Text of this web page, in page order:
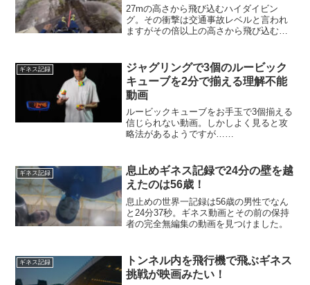
27mの高さから飛び込むハイダイビン
グ。その衝撃は交通事故レベルと言われ
ますがその倍以上の高さから飛び込む動
ギネス記録
ジャグリングで3個のルービック
キューブを2分で揃える理解不能
動画
ルービックキューブをお手玉で3個揃える
信じられない動画。しかしよく見ると攻
略法があるようですが……
ギネス記録
息止めギネス記録で24分の壁を越
えたのは56歳！
息止めの世界一記録は56歳の男性でなん
と24分37秒。ギネス動画とその前の保持
者の完全無編集の動画を見つけました。
ギネス記録
トンネル内を飛行機で飛ぶギネス
挑戦が映画みたい！